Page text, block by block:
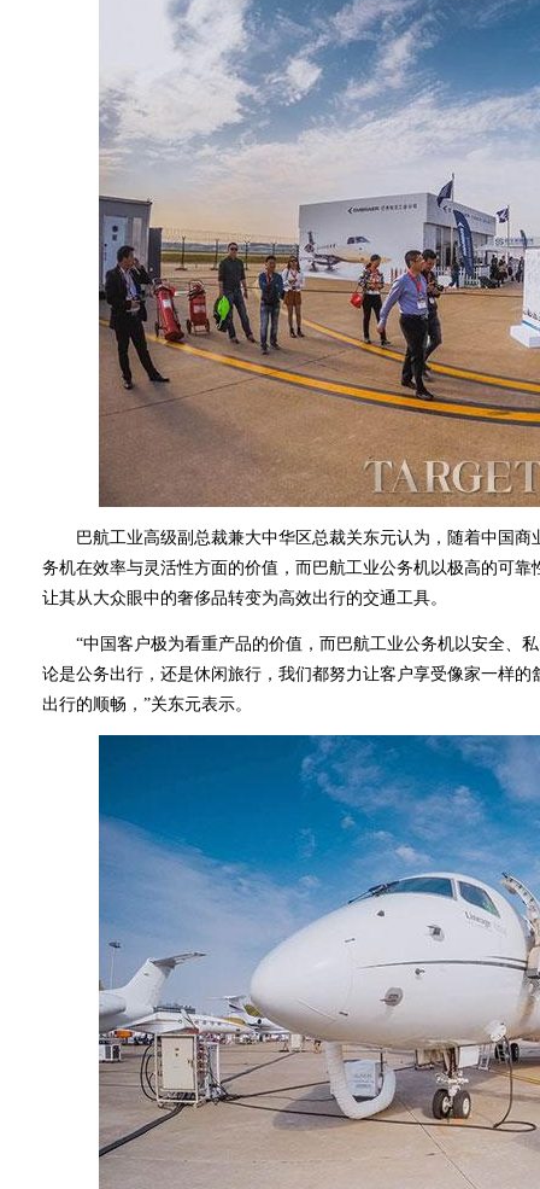
巴航工业高级副总裁兼大中华区总裁关东元认为，随着中国商
务机在效率与灵活性方面的价值，而巴航工业公务机以极高的可
让其从大众眼中的奢侈品转变为高效出行的交通工具。
“中国客户极为看重产品的价值，而巴航工业公务机以安全、
论是公务出行，还是休闲旅行，我们都努力让客户享受像家一样
出行的顺畅，”关东元表示。